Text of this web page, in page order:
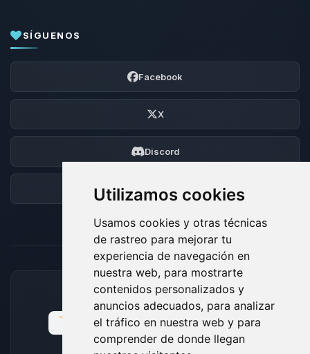
Utilizamos cookies
Usamos cookies y otras técnicas
de rastreo para mejorar tu
experiencia de navegación en
nuestra web, para mostrarte
contenidos personalizados y
anuncios adecuados, para analizar
el tráfico en nuestra web y para
comprender de donde llegan
SÍGUENOS
Facebook
X
Discord
Foro
MÉTODOS DE PAGO ACEPTADOS